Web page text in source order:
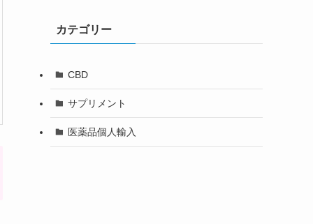
カテゴリー
CBD
サプリメント
医薬品個人輸入